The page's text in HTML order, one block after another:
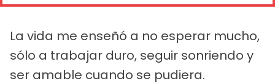
La vida me enseñó a no esperar mucho,
sólo a trabajar duro, seguir sonriendo y
ser amable cuando se pudiera.